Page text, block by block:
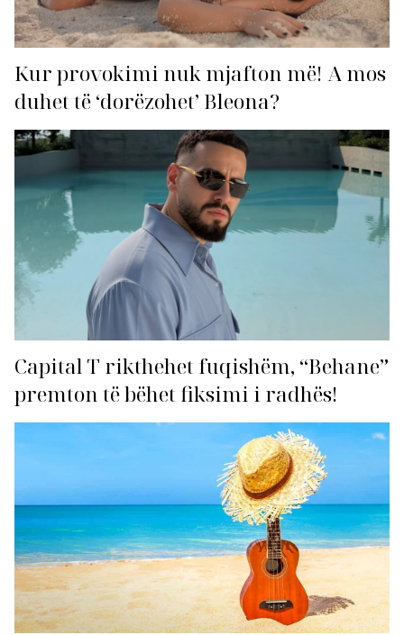
Kur provokimi nuk mjafton më! A mos
duhet të ‘dorëzohet’ Bleona?
Capital T rikthehet fuqishëm, “Behane”
premton të bëhet fiksimi i radhës!